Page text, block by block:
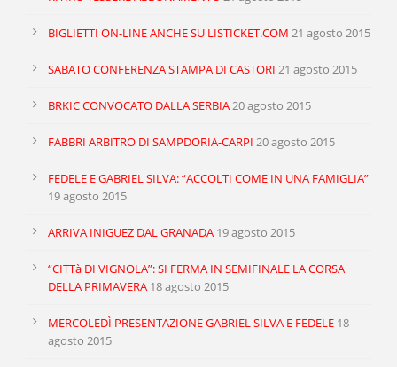
BIGLIETTI ON-LINE ANCHE SU LISTICKET.COM 21 agosto 2015
SABATO CONFERENZA STAMPA DI CASTORI 21 agosto 2015
BRKIC CONVOCATO DALLA SERBIA20 agosto 2015
FABBRI ARBITRO DI SAMPDORIA-CARPI 20 agosto 2015
FEDELE E GABRIEL SILVA: “ACCOLTI COME IN UNA FAMIGLIA”
19 agosto 2015
ARRIVA INIGUEZ DAL GRANADA 19 agosto 2015
“CITTà DI VIGNOLA”: SI FERMA IN SEMIFINALE LA CORSA
DELLA PRIMAVERA 18 agosto 2015
MERCOLEDÌ PRESENTAZIONE GABRIEL SILVA E FEDELE 18
agosto 2015